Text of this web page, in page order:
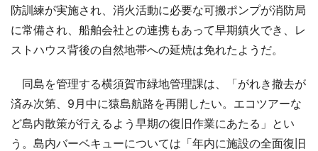
防訓練が実施され、消火活動に必要な可搬ポンプが消防局
に常備され、船舶会社との連携もあって早期鎮火でき、レ
ストハウス背後の自然地帯への延焼は免れたようだ。
同島を管理する横須賀市緑地管理課は、「がれき撤去が
済み次第、9月中に猿島航路を再開したい。エコツアーな
ど島内散策が行えるよう早期の復旧作業にあたる」とい
う。島内バーベキューについては「年内に施設の全面復旧